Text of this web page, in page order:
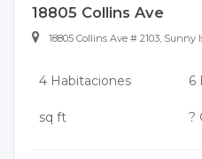
18805 Collins Ave
18805 Collins Ave # 2103, Sunny
4 Habitaciones 6
sq ft ?